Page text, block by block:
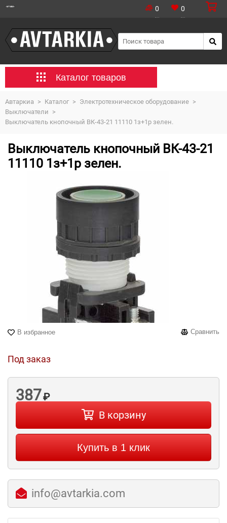
0 0
Каталог товаров
Автаркиа > Каталог > Электротехническое оборудование >
Выключатели >
Выключатель кнопочный ВК-43-21 11110 1з+1р зелен.
Выключатель кнопочный ВК-43-21
11110 1з+1р зелен.
В избранное Сравнить
Под заказ
387₽
В корзину
Купить в 1 клик
info@avtarkia.com